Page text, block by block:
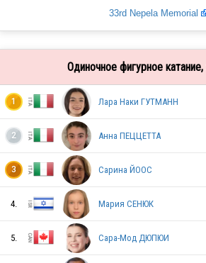
33rd Nepela Memorial
Одиночное фигурное
1 Лара Наки ГУТМАНН
2 Анна ПЕЦЦЕТТА
3 Сарина ЙООС
4. Мария СЕНЮК
5. Сара-Мод ДЮПЮИ